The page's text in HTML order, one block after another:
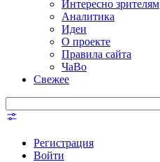
Интересно зрителям
Аналитика
Идеи
О проекте
Правила сайта
ЧаВо
Свежее
Регистрация
Войти